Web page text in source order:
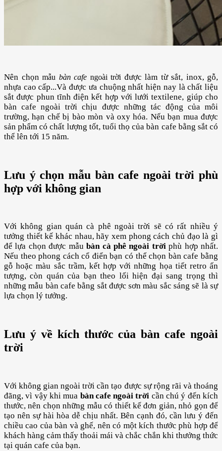
Nên chọn mẫu bàn cafe ngoài trời được làm từ sắt, inox, gỗ,
nhựa cao cấp...Và được ưa chuộng nhất hiện nay là chất liệu
sắt được phun tĩnh điện kết hợp với lưới textilene, giúp cho
bàn cafe ngoài trời chịu được những tác động của môi
trường, hạn chế bị bào mòn và oxy hóa. Nếu bạn mua được
sản phẩm có chất lượng tốt, tuổi thọ của bàn cafe bằng sắt có
thể lên tới 15 năm.
Lưu ý chọn mẫu bàn cafe ngoài trời phù
hợp với không gian
Với không gian quán cà phê ngoài trời sẽ có rất nhiều ý
tưởng thiết kế khác nhau, hãy xem phong cách chủ đạo là gì
để lựa chọn được mẫu bàn cà phê ngoài trờiphù hợp nhất.
Nếu theo phong cách cổ điển bạn có thể chọn bàn cafe bằng
gỗ hoặc màu sắc trầm, kết hợp với những họa tiết retro ấn
tượng, còn quán của bạn theo lối hiện đại sang trọng thì
những mẫu bàn cafe bằng sắt được sơn màu sắc sáng sẽ là sự
lựa chọn lý tưởng.
Lưu ý về kích thước của bàn cafe ngoài
trời
Với không gian ngoài trời cần tạo được sự rộng rãi và thoáng
đãng, vì vậy khi mua bàn cafe ngoài trời cần chú ý đến kích
thước, nên chọn những mẫu có thiết kế đơn giản, nhỏ gọn để
tạo nên sự hài hòa dễ chịu nhất. Bên cạnh đó, cần lưu ý đến
chiều cao của bàn và ghế, nên có một kích thước phù hợp để
khách hàng cảm thấy thoải mái và chắc chắn khi thưởng thức
tại quán cafe của bạn.